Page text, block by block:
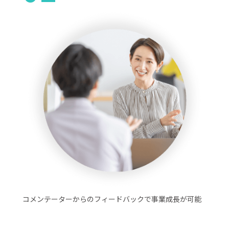
コメンテーターからのフィードバックで事業成長が可能